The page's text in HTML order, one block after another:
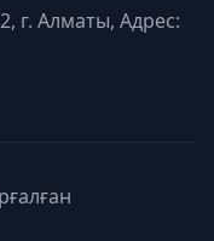
г. Алматы, Адрес: